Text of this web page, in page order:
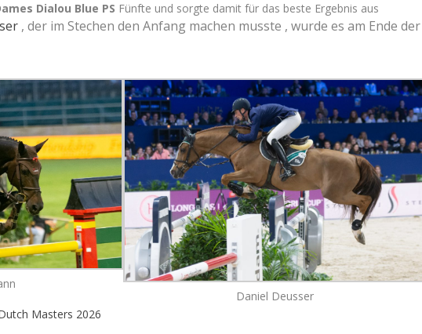
Dialou Blue PS Fünfte und sorgte damit für das beste Ergebnis aus
, der im Stechen den Anfang machen musste , wurde es am Ende der
Daniel Deusser
Masters 2026